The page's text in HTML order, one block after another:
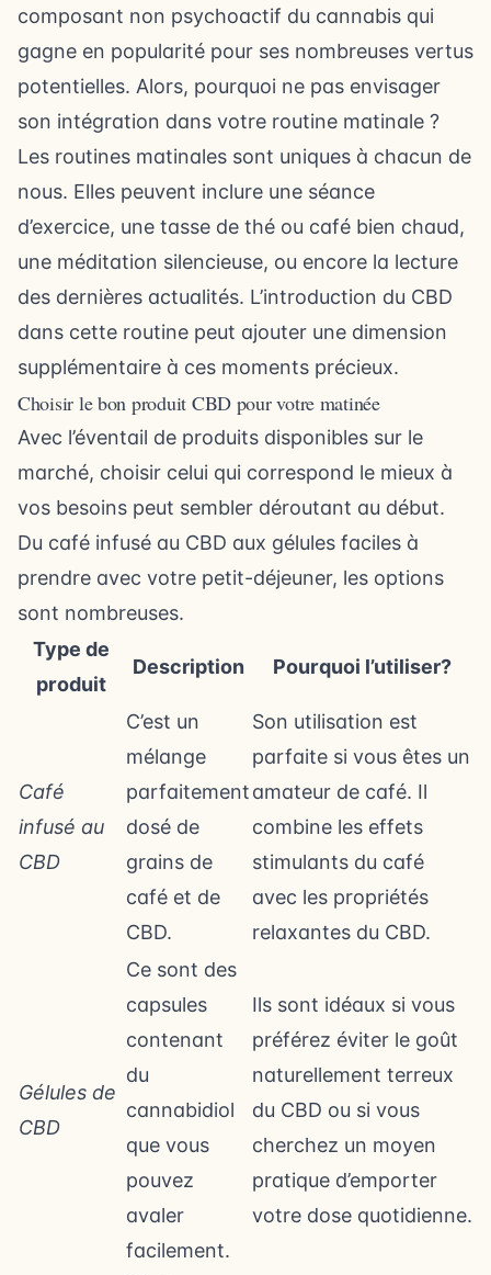
composant non psychoactif du cannabis qui
gagne en popularité pour ses nombreuses vertus
potentielles. Alors, pourquoi ne pas envisager
son intégration dans votre routine matinale ?
Les routines matinales sont uniques à chacun de
nous. Elles peuvent inclure une séance
d’exercice, une tasse de thé ou café bien chaud,
une méditation silencieuse, ou encore la lecture
des dernières actualités. L’introduction du CBD
dans cette routine peut ajouter une dimension
supplémentaire à ces moments précieux.
Choisir le bon produit CBD pour votre matinée
Avec l’éventail de produits disponibles sur le
marché, choisir celui qui correspond le mieux à
vos besoins peut sembler déroutant au début.
Du café infusé au CBD aux gélules faciles à
prendre avec votre petit-déjeuner, les options
sont nombreuses.
Type de
produit
Description Pourquoi l’utiliser?
Café
infusé au
CBD
C’est un
mélange
parfaitement
dosé de
grains de
café et de
CBD.
Son utilisation est
parfaite si vous êtes un
amateur de café. Il
combine les effets
stimulants du café
avec les propriétés
relaxantes du CBD.
Gélules de
CBD
Ce sont des
capsules
contenant
du
cannabidiol
que vous
pouvez
avaler
facilement.
Ils sont idéaux si vous
préférez éviter le goût
naturellement terreux
du CBD ou si vous
cherchez un moyen
pratique d’emporter
votre dose quotidienne.